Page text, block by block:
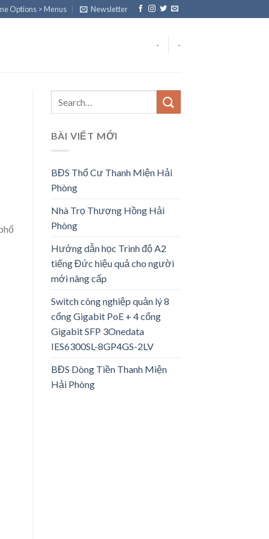
Options > Menus Newsletter
- -
BÀI VIẾT MỚI
BĐS Thổ Cư Thanh Miện Hải
Phòng
Nhà Trọ Thượng Hồng Hải
Phòng
Hướng dẫn học Trình độ A2
tiếng Đức hiệu quả cho người
mới nâng cấp
Switch công nghiệp quản lý 8
cổng Gigabit PoE + 4 cổng
Gigabit SFP 3Onedata
IES6300SL-8GP4GS-2LV
BĐS Dòng Tiền Thanh Miện
Hải Phòng